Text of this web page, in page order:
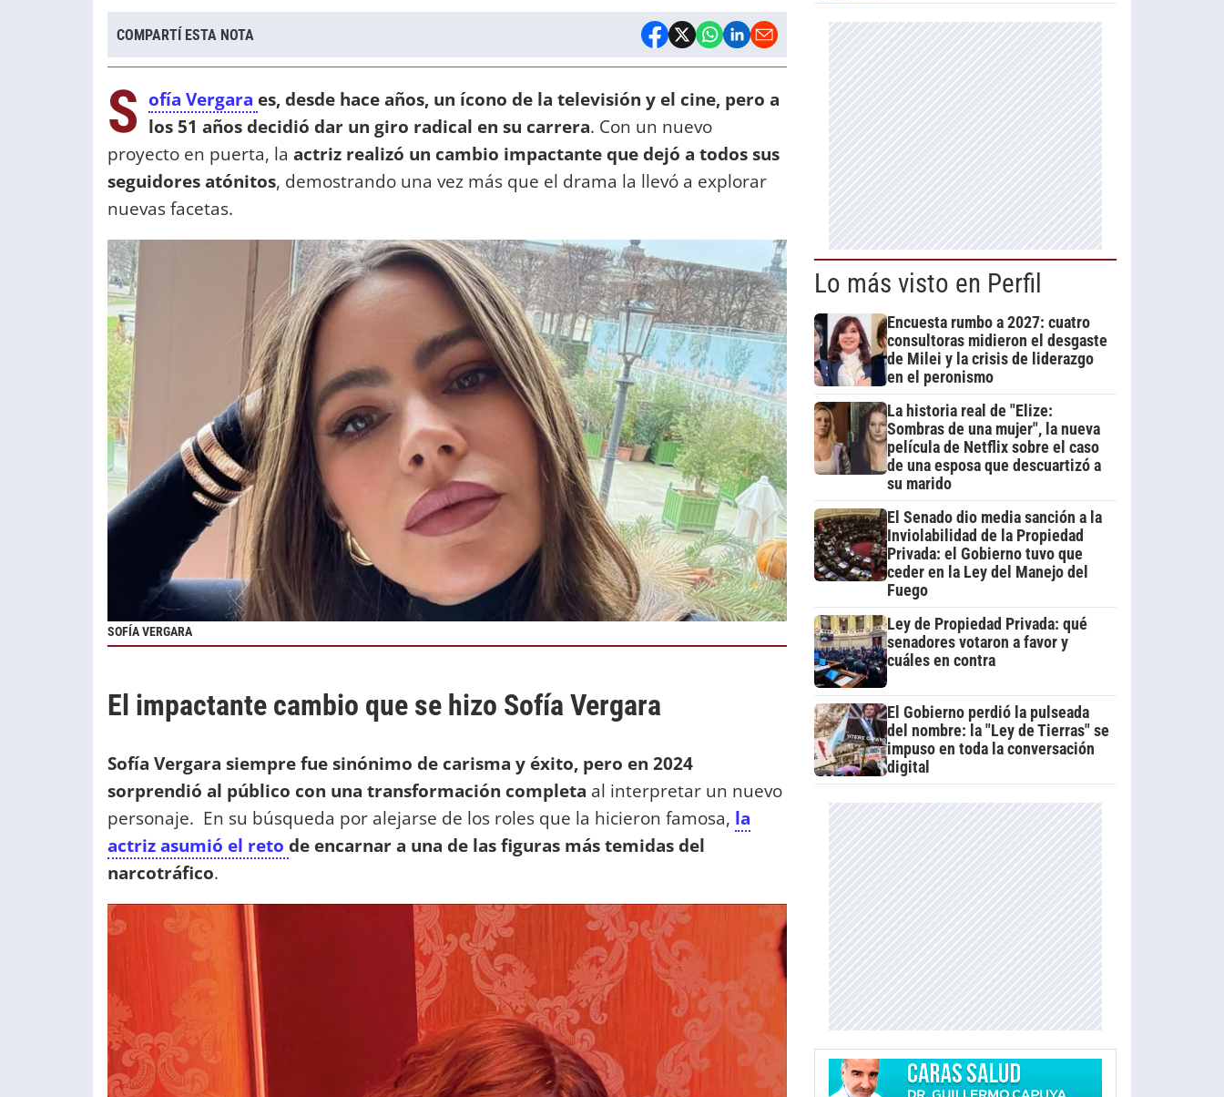
COMPARTÍ ESTA NOTA
S ofía Vergara es, desde hace años, un ícono de la televisión y el cine, pero a
los 51 años decidió dar un giro radical en su carrera. Con un nuevo
proyecto en puerta, la actriz realizó un cambio impactante que dejó a todos sus
seguidores atónitos, demostrando una vez más que el drama la llevó a explorar
nuevas facetas.
SOFÍA VERGARA
El impactante cambio que se hizo Sofía Vergara
Sofía Vergara siempre fue sinónimo de carisma y éxito, pero en 2024
sorprendió al público con una transformación completa al interpretar un nuevo
personaje. En su búsqueda por alejarse de los roles que la hicieron famosa, la
actriz asumió el reto de encarnar a una de las figuras más temidas del
narcotráfico.
Lo más visto en Perfil
Encuesta rumbo a 2027: cuatro
consultoras midieron el desgaste
de Milei y la crisis de liderazgo
en el peronismo
La historia real de "Elize:
Sombras de una mujer", la nueva
película de Netflix sobre el caso
de una esposa que descuartizó a
su marido
El Senado dio media sanción a la
Inviolabilidad de la Propiedad
Privada: el Gobierno tuvo que
ceder en la Ley del Manejo del
Fuego
Ley de Propiedad Privada: qué
senadores votaron a favor y
cuáles en contra
El Gobierno perdió la pulseada
del nombre: la "Ley de Tierras" se
impuso en toda la conversación
digital